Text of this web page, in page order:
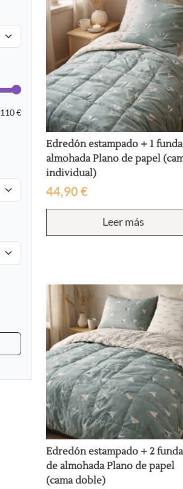
Precio
mínimo
Precio
máximo
110 €
Edredón estampado + 1
almohada Plano de papel
individual)
44,90 €
Leer más
Edredón estampado + 2
de almohada Plano de papel
(cama doble)